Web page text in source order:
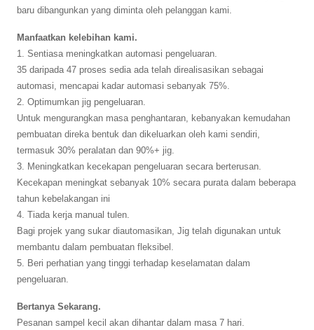
baru dibangunkan yang diminta oleh pelanggan kami.
Manfaatkan kelebihan kami.
1. Sentiasa meningkatkan automasi pengeluaran.
35 daripada 47 proses sedia ada telah direalisasikan sebagai
automasi, mencapai kadar automasi sebanyak 75%.
2. Optimumkan jig pengeluaran.
Untuk mengurangkan masa penghantaran, kebanyakan kemudahan
pembuatan direka bentuk dan dikeluarkan oleh kami sendiri,
termasuk 30% peralatan dan 90%+ jig.
3. Meningkatkan kecekapan pengeluaran secara berterusan.
Kecekapan meningkat sebanyak 10% secara purata dalam beberapa
tahun kebelakangan ini
4. Tiada kerja manual tulen.
Bagi projek yang sukar diautomasikan, Jig telah digunakan untuk
membantu dalam pembuatan fleksibel.
5. Beri perhatian yang tinggi terhadap keselamatan dalam
pengeluaran.
Bertanya Sekarang.
Pesanan sampel kecil akan dihantar dalam masa 7 hari.